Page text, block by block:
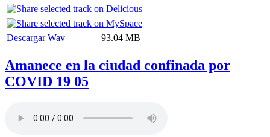
Descargar Wav 93.04 MB
Amanece en la ciudad confinada por
COVID 19 05